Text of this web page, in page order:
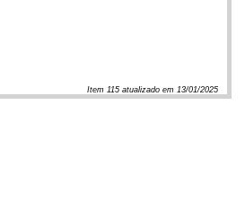
Item 115 atualizado em 13/01/2025